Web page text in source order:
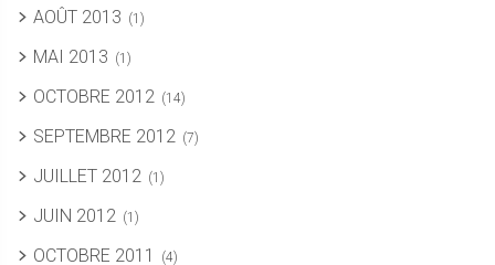
AOÛT 2013 (1)
MAI 2013 (1)
OCTOBRE 2012 (14)
SEPTEMBRE 2012 (7)
JUILLET 2012 (1)
JUIN 2012 (1)
OCTOBRE 2011 (4)